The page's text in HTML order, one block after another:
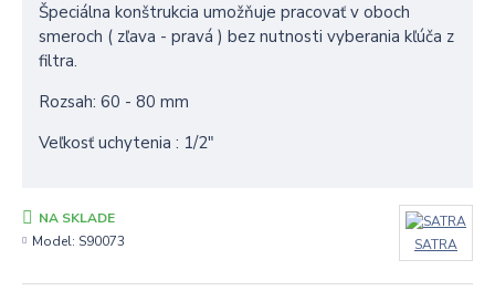
Špeciálna konštrukcia umožňuje pracovať v oboch
smeroch ( zľava - pravá ) bez nutnosti vyberania kľúča z
filtra.
Rozsah: 60 - 80 mm
Veľkosť uchytenia : 1/2″
NA SKLADE
Model: S90073 SATRA